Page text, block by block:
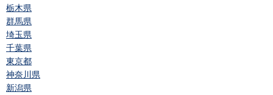
栃木県
群馬県
埼玉県
千葉県
東京都
神奈川県
新潟県